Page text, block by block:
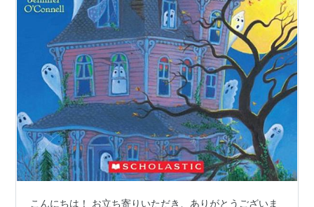
こんにちは！ お立ち寄りいただき、ありがとうございま